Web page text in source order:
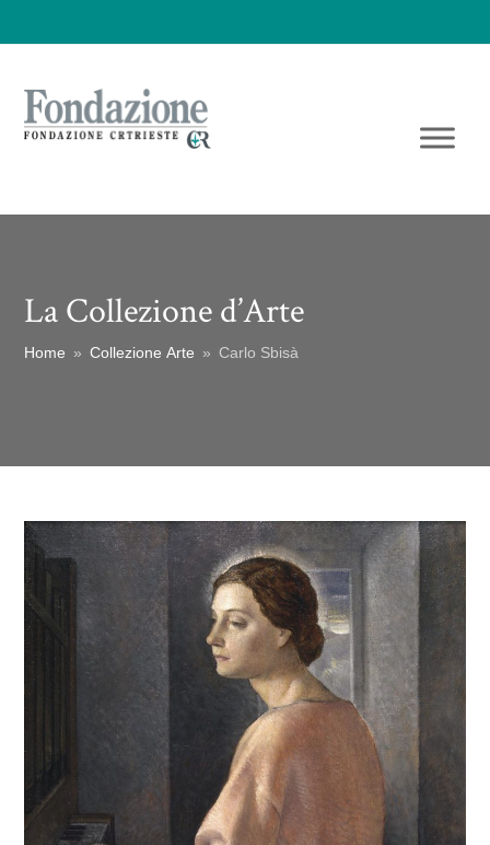
La Collezione d’Arte
Home » Collezione Arte » Carlo Sbisà